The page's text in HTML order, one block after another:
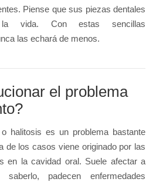
Piense que sus piezas dentales
vida. Con estas sencillas
las echará de menos.
el problema
es un problema bastante
de los casos viene originado por las
en la cavidad oral. Suele afectar a
padecen enfermedades